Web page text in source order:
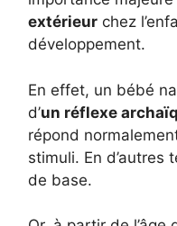
extérieur chez
développement.
En effet, un bébé
d’un réflexe
répond
stimuli. En d’autres
de base.